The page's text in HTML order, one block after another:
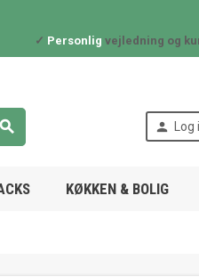
✓ Personlig vejledning og
  Log
KØKKEN & BOLIG